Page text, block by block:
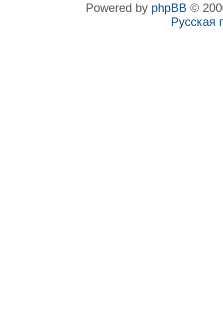
Powered by phpBB ©
Русская